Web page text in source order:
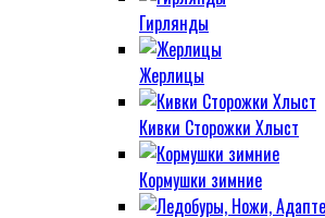
Гирлянды
Жерлицы
Кивки Сторожки Хлыст
Кормушки зимние